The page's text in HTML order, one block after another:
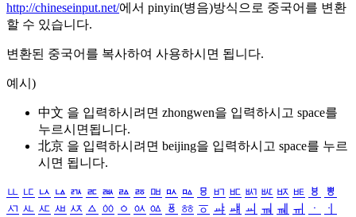
http://chineseinput.net/에서 pinyin(병음)방식으로 중국어를 변환
할 수 있습니다.
변환된 중국어를 복사하여 사용하시면 됩니다.
예시)
中文 을 입력하시려면 zhongwen을 입력하시고 space를
누르시면됩니다.
北京 을 입력하시려면 beijing을 입력하시고 space를 누르
시면 됩니다.
ㅥ ㅦ ㅧ ㅨ ㅩ ㅪ ㅫ ㅬ ㅭ ㅮ ㅯ ㅰ ㅱ ㅲ ㅳ ㅴ ㅵ ㅶ ㅷ ㅸ
ㅹ
ㅺ ㅻ ㅼ ㅽ ㅾ ㅿ ㆀ ㆁ ㆂ ㆃ ㆄ ㆅ ㆆ ㆇ ㆈ ㆉ ㆊ ㆋ ㆌ ㆍ
ㆎ